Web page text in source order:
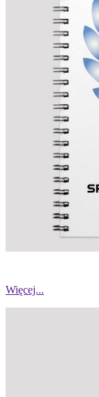
Więcej...